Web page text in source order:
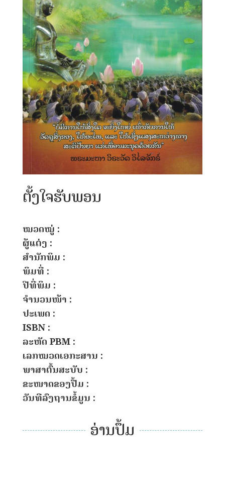
ຕັ້ງໃຈຮັບພອນ
ໝວດໝູ່ :
ຜູ້ແຕ່ງ :
ສຳນັກພິມ :
ພິມທີ່ :
ປີທີ່ພິມ :
ຈຳນວນໜ້າ :
ປະເພດ :
ISBN :
ລະຫັດ PBM :
ເລກໝວດເອກະສານ :
ພາສາຕົ້ນສະບັບ :
ຂະໜາດຂອງປື້ມ :
ວັນທີລົງຖານຂໍ້ມູນ :
ອ່ານປຶ້ມ